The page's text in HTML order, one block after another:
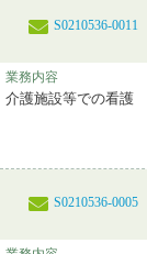
S0210536-0011
業務内容
介護施設等での看護
S0210536-0005